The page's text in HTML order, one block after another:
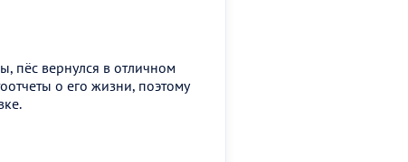
пёс вернулся в отличном
о его жизни, поэтому